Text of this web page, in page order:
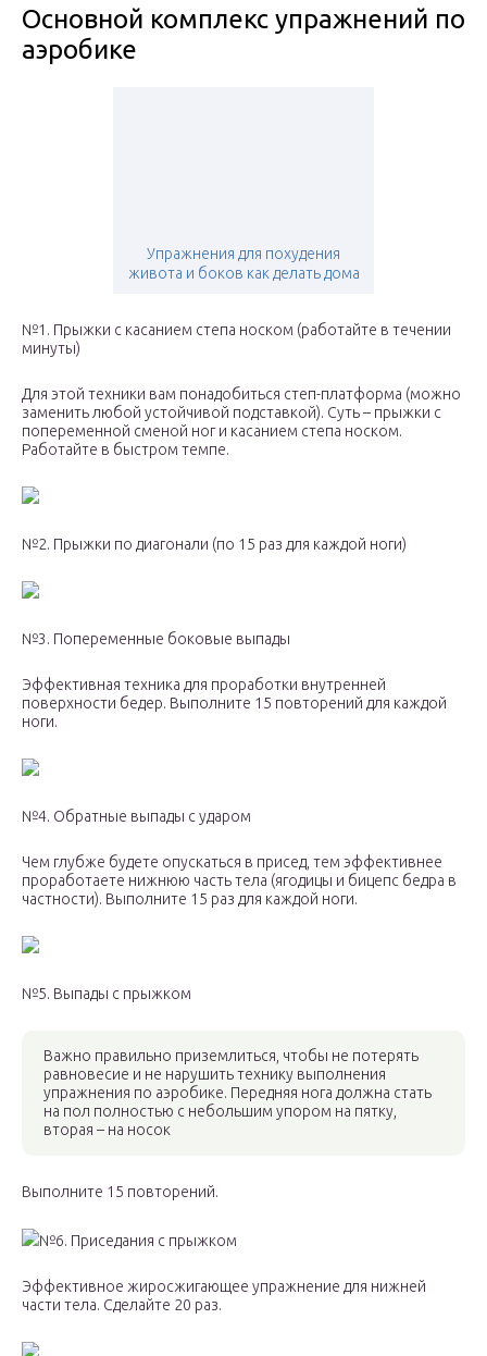
Основной комплекс упражнений по
аэробике
Упражнения для похудения
живота и боков как делать дома
№1. Прыжки с касанием степа носком (работайте в течении
минуты)
Для этой техники вам понадобиться степ-платформа (можно
заменить любой устойчивой подставкой). Суть – прыжки с
попеременной сменой ног и касанием степа носком.
Работайте в быстром темпе.
№2. Прыжки по диагонали (по 15 раз для каждой ноги)
№3. Попеременные боковые выпады
Эффективная техника для проработки внутренней
поверхности бедер. Выполните 15 повторений для каждой
ноги.
№4. Обратные выпады с ударом
Чем глубже будете опускаться в присед, тем эффективнее
проработаете нижнюю часть тела (ягодицы и бицепс бедра в
частности). Выполните 15 раз для каждой ноги.
№5. Выпады с прыжком
Важно правильно приземлиться, чтобы не потерять
равновесие и не нарушить технику выполнения
упражнения по аэробике. Передняя нога должна стать
на пол полностью с небольшим упором на пятку,
вторая – на носок
Выполните 15 повторений.
№6. Приседания с прыжком
Эффективное жиросжигающее упражнение для нижней
части тела. Сделайте 20 раз.